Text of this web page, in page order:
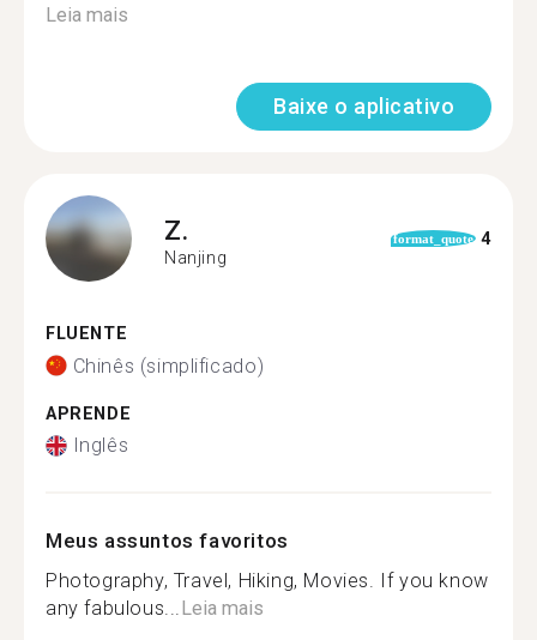
Leia mais
Baixe o aplicativo
Z.
Nanjing
format_quote 4
FLUENTE
Chinês (simplificado)
APRENDE
Inglês
Meus assuntos favoritos
Photography, Travel, Hiking, Movies. If you know
any fabulous...Leia mais